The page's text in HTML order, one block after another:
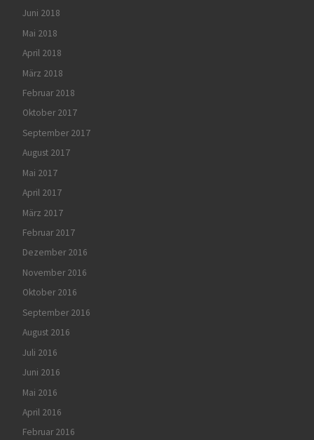
Juni 2018
Mai 2018
April 2018
März 2018
Februar 2018
Oktober 2017
September 2017
August 2017
Mai 2017
April 2017
März 2017
Februar 2017
Dezember 2016
November 2016
Oktober 2016
September 2016
August 2016
Juli 2016
Juni 2016
Mai 2016
April 2016
Februar 2016